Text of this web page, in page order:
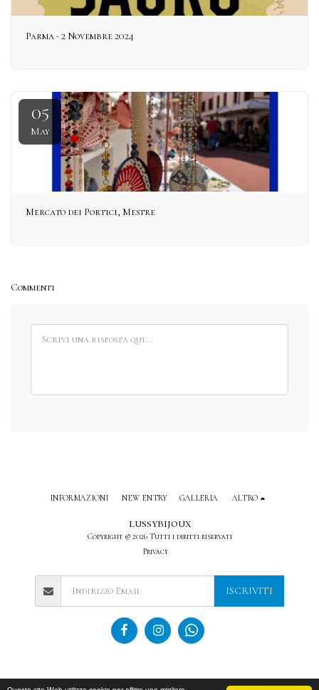
Parma - 2 Novembre 2024
05
May
Mercato dei Portici, Mestre
Commenti
lussybijoux
Copyright © 2026 Tutti i diritti riservati
Privacy
INFORMAZIONI NEW ENTRY GALLERIA ALTRO
ISCRIVITI